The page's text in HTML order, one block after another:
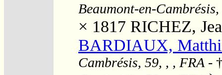
Beaumont-en-
× 1817 RICHEZ,
BARDIAUX,
Cambrésis, 59, , , FRA -